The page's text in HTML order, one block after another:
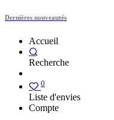
Dernières nouveautés
Accueil
Recherche
0
Liste d'envies
Compte